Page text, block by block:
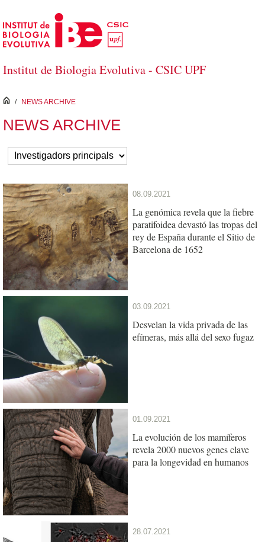
Saltar al contenido principal
Institut de Biologia Evolutiva - CSIC UPF
inici
/ NEWS ARCHIVE
NEWS ARCHIVE
08.09.2021
La genómica revela que la fiebre
paratifoidea devastó las tropas del
rey de España durante el Sitio de
Barcelona de 1652
03.09.2021
Desvelan la vida privada de las
efímeras, más allá del sexo fugaz
01.09.2021
La evolución de los mamíferos
revela 2000 nuevos genes clave
para la longevidad en humanos
28.07.2021